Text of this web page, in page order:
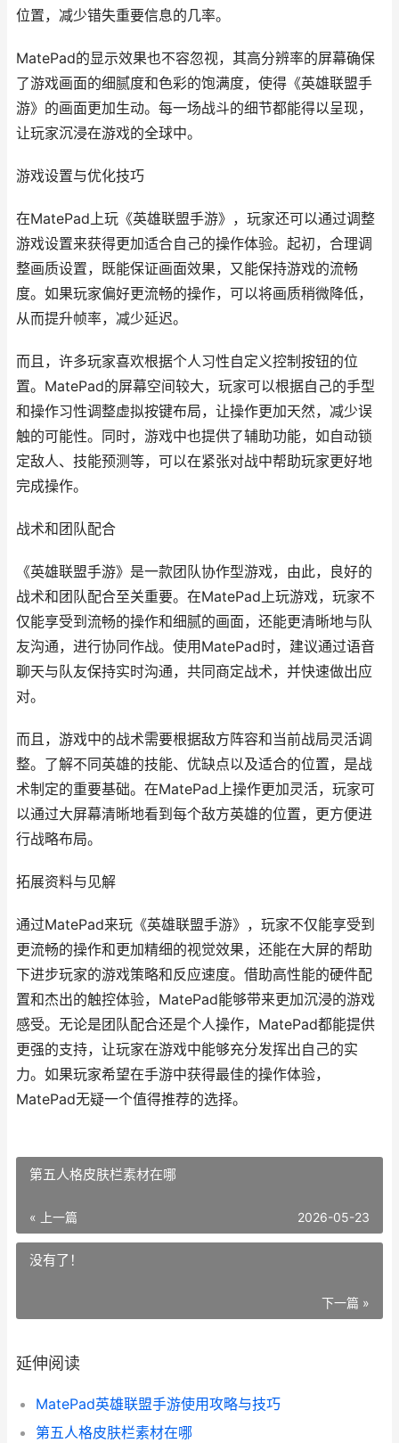
位置，减少错失重要信息的几率。
MatePad的显示效果也不容忽视，其高分辨率的屏幕确保
了游戏画面的细腻度和色彩的饱满度，使得《英雄联盟手
游》的画面更加生动。每一场战斗的细节都能得以呈现，
让玩家沉浸在游戏的全球中。
游戏设置与优化技巧
在MatePad上玩《英雄联盟手游》，玩家还可以通过调整
游戏设置来获得更加适合自己的操作体验。起初，合理调
整画质设置，既能保证画面效果，又能保持游戏的流畅
度。如果玩家偏好更流畅的操作，可以将画质稍微降低，
从而提升帧率，减少延迟。
而且，许多玩家喜欢根据个人习性自定义控制按钮的位
置。MatePad的屏幕空间较大，玩家可以根据自己的手型
和操作习性调整虚拟按键布局，让操作更加天然，减少误
触的可能性。同时，游戏中也提供了辅助功能，如自动锁
定敌人、技能预测等，可以在紧张对战中帮助玩家更好地
完成操作。
战术和团队配合
《英雄联盟手游》是一款团队协作型游戏，由此，良好的
战术和团队配合至关重要。在MatePad上玩游戏，玩家不
仅能享受到流畅的操作和细腻的画面，还能更清晰地与队
友沟通，进行协同作战。使用MatePad时，建议通过语音
聊天与队友保持实时沟通，共同商定战术，并快速做出应
对。
而且，游戏中的战术需要根据敌方阵容和当前战局灵活调
整。了解不同英雄的技能、优缺点以及适合的位置，是战
术制定的重要基础。在MatePad上操作更加灵活，玩家可
以通过大屏幕清晰地看到每个敌方英雄的位置，更方便进
行战略布局。
拓展资料与见解
通过MatePad来玩《英雄联盟手游》，玩家不仅能享受到
更流畅的操作和更加精细的视觉效果，还能在大屏的帮助
下进步玩家的游戏策略和反应速度。借助高性能的硬件配
置和杰出的触控体验，MatePad能够带来更加沉浸的游戏
感受。无论是团队配合还是个人操作，MatePad都能提供
更强的支持，让玩家在游戏中能够充分发挥出自己的实
力。如果玩家希望在手游中获得最佳的操作体验，
MatePad无疑一个值得推荐的选择。
第五人格皮肤栏素材在哪
« 上一篇 2026-05-23
没有了！
下一篇 »
延伸阅读
MatePad英雄联盟手游使用攻略与技巧
第五人格皮肤栏素材在哪